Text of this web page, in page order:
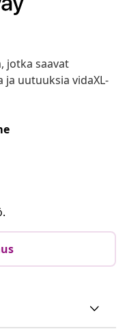
jotka saavat
uutuuksia vidaXL-